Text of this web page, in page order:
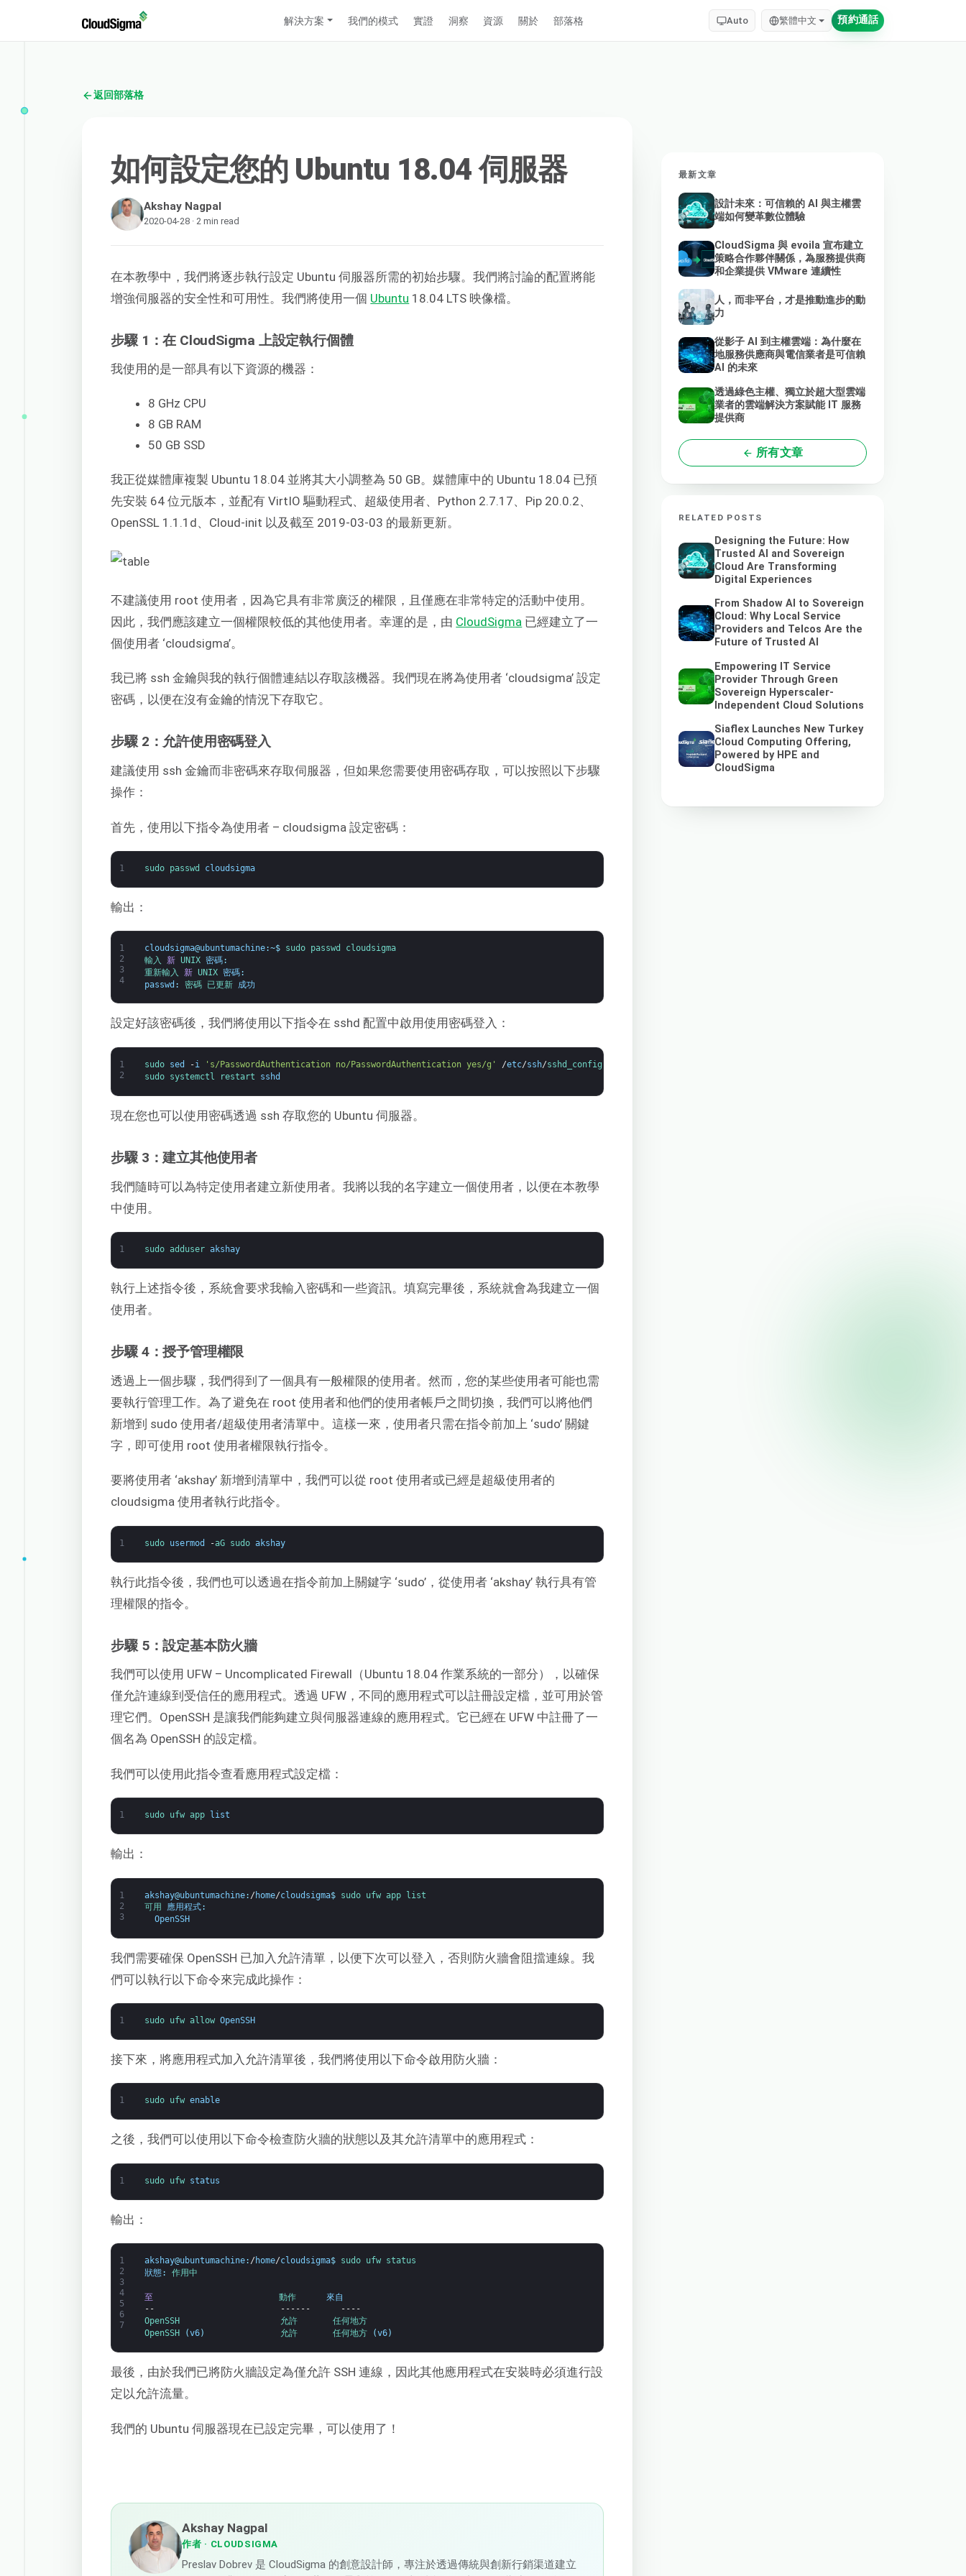
解決方案 我們的模式 實證 洞察 資源 關於 部落格 Auto 繁體中文 預約通話
返回部落格
如何設定您的 Ubuntu 18.04 伺服器
Akshay Nagpal
2020-04-28 · 2 min read
在本教學中，我們將逐步執行設定 Ubuntu 伺服器所需的初始步驟。我們將討論的配置將能
增強伺服器的安全性和可用性。我們將使用一個 Ubuntu 18.04 LTS 映像檔。
步驟 1：在 CloudSigma 上設定執行個體
我使用的是一部具有以下資源的機器：
8 GHz CPU
8 GB RAM
50 GB SSD
我正從媒體庫複製 Ubuntu 18.04 並將其大小調整為 50 GB。媒體庫中的 Ubuntu 18.04 已預
先安裝 64 位元版本，並配有 VirtIO 驅動程式、超級使用者、Python 2.7.17、Pip 20.0.2、
OpenSSL 1.1.1d、Cloud-init 以及截至 2019-03-03 的最新更新。
不建議使用 root 使用者，因為它具有非常廣泛的權限，且僅應在非常特定的活動中使用。
因此，我們應該建立一個權限較低的其他使用者。幸運的是，由 CloudSigma 已經建立了一
個使用者 ‘cloudsigma’。
我已將 ssh 金鑰與我的執行個體連結以存取該機器。我們現在將為使用者 ‘cloudsigma’ 設定
密碼，以便在沒有金鑰的情況下存取它。
步驟 2：允許使用密碼登入
建議使用 ssh 金鑰而非密碼來存取伺服器，但如果您需要使用密碼存取，可以按照以下步驟
操作：
首先，使用以下指令為使用者 – cloudsigma 設定密碼：
1 sudo passwd cloudsigma
輸出：
1
2
3
4
cloudsigma@ubuntumachine:~$ sudo passwd cloudsigma
輸入 新 UNIX 密碼:
重新輸入 新 UNIX 密碼:
passwd : 密碼 已更新 成功
設定好該密碼後，我們將使用以下指令在 sshd 配置中啟用使用密碼登入：
1
2
sudo sed -i 's/PasswordAuthentication no/PasswordAuthentication yes/g' /etc/ssh/sshd_config
sudo systemctl restart sshd
現在您也可以使用密碼透過 ssh 存取您的 Ubuntu 伺服器。
步驟 3：建立其他使用者
我們隨時可以為特定使用者建立新使用者。我將以我的名字建立一個使用者，以便在本教學
中使用。
1 sudo adduser akshay
執行上述指令後，系統會要求我輸入密碼和一些資訊。填寫完畢後，系統就會為我建立一個
使用者。
步驟 4：授予管理權限
透過上一個步驟，我們得到了一個具有一般權限的使用者。然而，您的某些使用者可能也需
要執行管理工作。為了避免在 root 使用者和他們的使用者帳戶之間切換，我們可以將他們
新增到 sudo 使用者/超級使用者清單中。這樣一來，使用者只需在指令前加上 ‘sudo’ 關鍵
字，即可使用 root 使用者權限執行指令。
要將使用者 ‘akshay’ 新增到清單中，我們可以從 root 使用者或已經是超級使用者的
cloudsigma 使用者執行此指令。
1 sudo usermod -aG sudo akshay
執行此指令後，我們也可以透過在指令前加上關鍵字 ‘sudo’，從使用者 ‘akshay’ 執行具有管
理權限的指令。
步驟 5：設定基本防火牆
我們可以使用 UFW – Uncomplicated Firewall（Ubuntu 18.04 作業系統的一部分），以確保
僅允許連線到受信任的應用程式。透過 UFW，不同的應用程式可以註冊設定檔，並可用於管
理它們。OpenSSH 是讓我們能夠建立與伺服器連線的應用程式。它已經在 UFW 中註冊了一
個名為 OpenSSH 的設定檔。
我們可以使用此指令查看應用程式設定檔：
1 sudo ufw app list
輸出：
1
2
3
akshay@ubuntumachine: / home/cloudsigma$ sudo ufw app list
可用 應用程式:
OpenSSH
我們需要確保 OpenSSH 已加入允許清單，以便下次可以登入，否則防火牆會阻擋連線。我
們可以執行以下命令來完成此操作：
1 sudo ufw allow OpenSSH
接下來，將應用程式加入允許清單後，我們將使用以下命令啟用防火牆：
1 sudo ufw enable
之後，我們可以使用以下命令檢查防火牆的狀態以及其允許清單中的應用程式：
1 sudo ufw status
輸出：
1
2
3
4
5
6
7
akshay@ubuntumachine: / home/cloudsigma$ sudo ufw status
狀態: 作用中
至 動作 來自
--
------
----
OpenSSH 允許 任何地方
OpenSSH
(v6) 允許 任何地方 (v6)
最後，由於我們已將防火牆設定為僅允許 SSH 連線，因此其他應用程式在安裝時必須進行設
定以允許流量。
我們的 Ubuntu 伺服器現在已設定完畢，可以使用了！
Akshay Nagpal
作者 · CLOUDSIGMA
Preslav Dobrev 是 CloudSigma 的創意設計師，專注於透過傳統與創新行銷渠道建立
最新文章
設計未來：可信賴的 AI 與主權雲
端如何變革數位體驗
CloudSigma 與 evoila 宣布建立
策略合作夥伴關係，為服務提供商
和企業提供 VMware 連續性
人，而非平台，才是推動進步的動
力
從影子 AI 到主權雲端：為什麼在
地服務供應商與電信業者是可信賴
AI 的未來
透過綠色主權、獨立於超大型雲端
業者的雲端解決方案賦能 IT 服務
提供商
所有文章
RELATED POSTS
Designing the Future: How
Trusted AI and Sovereign
Cloud Are Transforming
Digital Experiences
From Shadow AI to Sovereign
Cloud: Why Local Service
Providers and Telcos Are the
Future of Trusted AI
Empowering IT Service
Provider Through Green
Sovereign Hyperscaler-
Independent Cloud Solutions
Siaflex Launches New Turkey
Cloud Computing Offering,
Powered by HPE and
CloudSigma